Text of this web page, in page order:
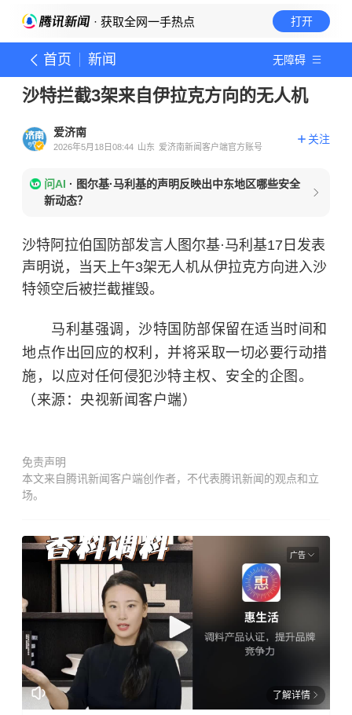
· 获取全网一手热点 打开
首页 新闻 无障碍
沙特拦截3架来自伊拉克方向的无人机
爱济南
2026年5月18日08:44 山东 爱济南新闻客户端官方账号
关注
问AI · 图尔基·马利基的声明反映出中东地区哪些安全
新动态？
沙特阿拉伯国防部发言人图尔基·马利基17日发表
声明说，当天上午3架无人机从伊拉克方向进入沙
特领空后被拦截摧毁。
马利基强调，沙特国防部保留在适当时间和
地点作出回应的权利，并将采取一切必要行动措
施，以应对任何侵犯沙特主权、安全的企图。
（来源：央视新闻客户端）
免责声明
本文来自腾讯新闻客户端创作者，不代表腾讯新闻的观点和立
场。
广告
了解详情